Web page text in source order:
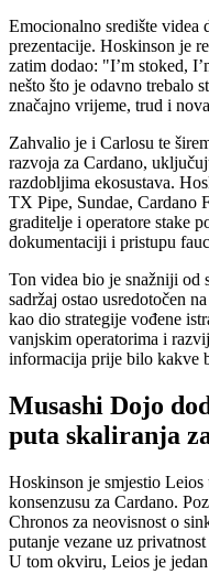
Emocionalno središte videa
prezentacije. Hoskinson je
zatim dodao: "I’m stoked,
nešto što je odavno trebalo
značajno vrijeme, trud i
Zahvalio je i Carlosu te
razvoja za Cardano,
razdobljima ekosustava.
TX Pipe, Sundae, Cardano
graditelje i operatore stake
dokumentaciji i pristupu
Ton videa bio je snažniji od
sadržaj ostao usredotočen
kao dio strategije vođene
vanjskim operatorima i
informacija prije bilo kakve
Musashi Dojo
puta skaliranja
Hoskinson je smjestio Leios
konsenzusu za Cardano.
Chronos za neovisnost o
putanje vezane uz
U tom okviru, Leios je